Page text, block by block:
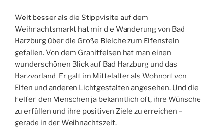
Weit besser als die Stippvisite auf dem
Weihnachtsmarkt hat mir die Wanderung von Bad
Harzburg über die Große Bleiche zum Elfenstein
gefallen. Von dem Granitfelsen hat man einen
wunderschönen Blick auf Bad Harzburg und das
Harzvorland. Er galt im Mittelalter als Wohnort von
Elfen und anderen Lichtgestalten angesehen. Und die
helfen den Menschen ja bekanntlich oft, ihre Wünsche
zu erfüllen und ihre positiven Ziele zu erreichen –
gerade in der Weihnachtszeit.